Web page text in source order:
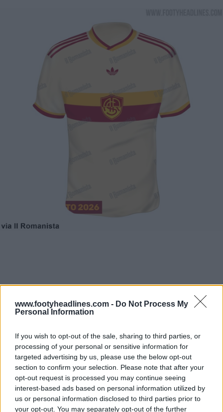
www.footyheadlines.com - Do Not Process My
Personal Information
If you wish to opt-out of the sale, sharing to third parties, or
processing of your personal or sensitive information for
targeted advertising by us, please use the below opt-out
section to confirm your selection. Please note that after your
opt-out request is processed you may continue seeing
interest-based ads based on personal information utilized by
us or personal information disclosed to third parties prior to
your opt-out. You may separately opt-out of the further